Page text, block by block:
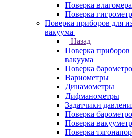
Поверка влагомера
Поверка
Поверка приборов для
вакуума
Назад
Поверка приборов
вакуума
Поверка
Вариометры
Динамометры
Дифманометры
Задатчики
Поверка
Поверка
Поверка